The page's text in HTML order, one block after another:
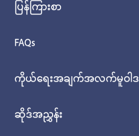
ပြန်ကြားစာ
FAQs
ကိုယ်ရေးအချက်အလက်မူဝါဒ
ဆိုဒ်အညွှန်း